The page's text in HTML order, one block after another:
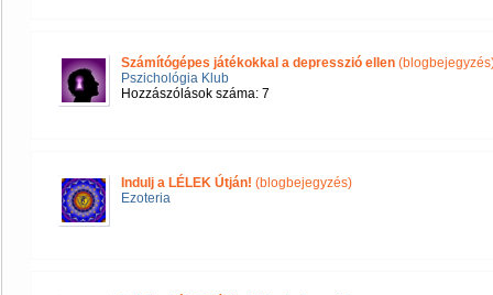
Számítógépes játékokkal a depresszió ellen
Pszichológia Klub
Hozzászólások száma: 7
Indulj a LÉLEK Útján! (blogbejegyzés)
Ezoteria